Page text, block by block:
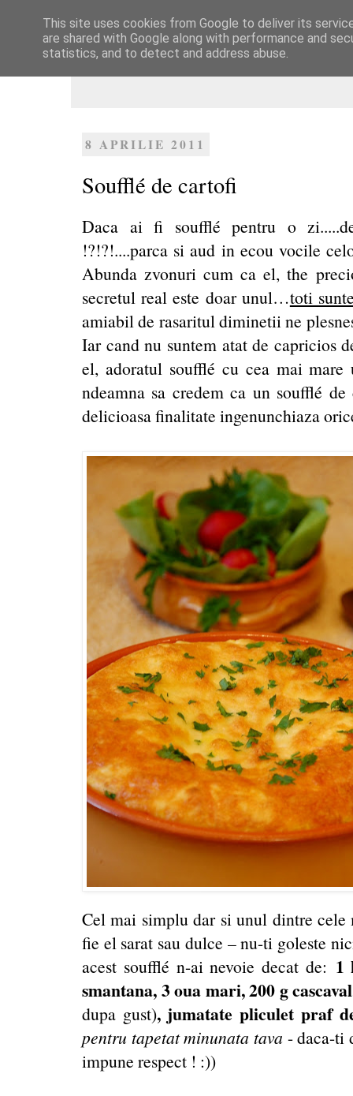
Dulcegarii culinare
8 APRILIE 2011
Soufflé de cartofi
Daca ai fi soufflé pentru o
!?!?!....parca si aud in ecou vocile
Abunda zvonuri cum ca el, the
secretul real este doar unul…toti
amiabil de rasaritul diminetii ne
Iar cand nu suntem atat de
el, adoratul soufflé cu cea mai
ndeamna sa credem ca un soufflé
delicioasa finalitate ingenunchiaza
Cel mai simplu dar si unul dintre
fie el sarat sau dulce – nu-ti goleste
acest soufflé n-ai nevoie decat de: 1
smantana, 3 oua mari, 200 g
dupa gust), jumatate pliculet praf
pentru tapetat minunata tava - daca-ti
impune respect ! :))
This site uses cookies from Google to deliver its
are shared with Google along with performance and
statistics, and to detect and address abuse.